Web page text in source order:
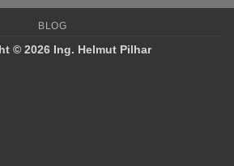
BLOG
© 2026 Ing. Helmut Pilhar